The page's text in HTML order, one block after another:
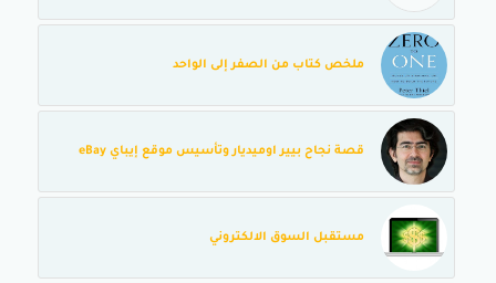
ملخص كتاب من الصفر إلى الواحد
قصة نجاح بيير اوميديار وتأسيس موقع إيباي eBay
مستقبل السوق الالكتروني